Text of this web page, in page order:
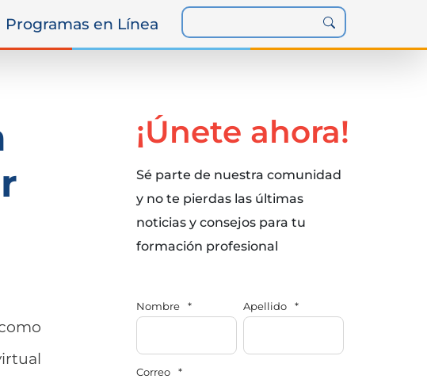
Programas en Línea
¡Únete ahora!
Sé parte de nuestra comunidad
y no te pierdas las últimas
noticias y consejos para tu
formación profesional
Nombre * Apellido *
Correo *